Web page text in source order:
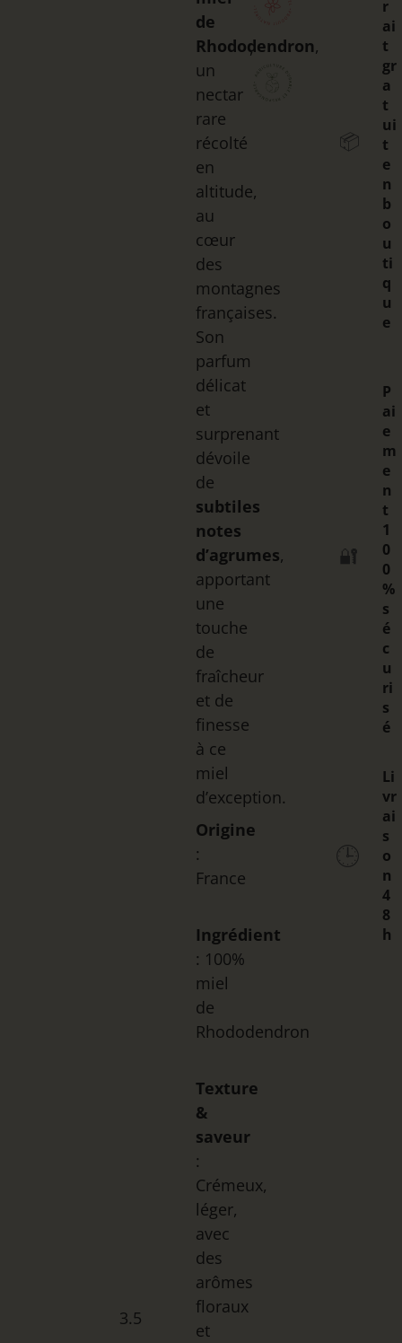
3.5
de
Rhododendron,
un
nectar
rare
récolté
en
altitude,
au
cœur
des
montagnes
françaises.
Son
parfum
délicat
et
surprenant
dévoile
de
subtiles
notes
d’agrumes,
apportant
une
touche
de
fraîcheur
et de
finesse
à ce
miel
d’exception.
Origine
:
France
Ingrédient
: 100%
miel
de
Rhododendron
Texture
&
saveur
:
Crémeux,
léger,
avec
des
arômes
floraux
et
,
📦
r
ai
t
gr
a
t
ui
t
e
n
b
o
u
ti
q
u
e
🔐
P
ai
e
m
e
n
t
1
0
0
%
s
é
c
u
ri
s
é
🕒
Li
vr
ai
s
o
n
4
8
h